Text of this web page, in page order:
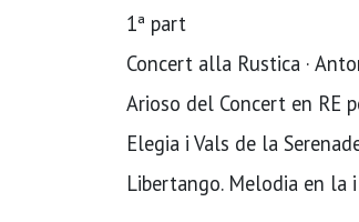
1ª part
Concert alla Rustica ·
Arioso del Concert en RE
Elegia i Vals de la
Libertango. Melodia en la